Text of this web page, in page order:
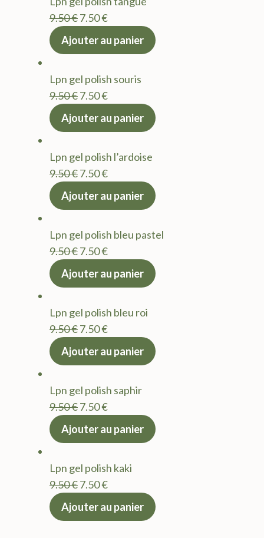
9.50 €.7.50 €.
9.50€Le
prix
9.50 €.
7.50€Le
actuel
7.50 €.
Ajouter au panier
Lpn gel polish souris
9.50€Le
prix
9.50 €.
7.50€Le
actuel
7.50 €.
Ajouter au panier
Lpn gel polish l’ardoise
9.50€Le
prix
9.50 €.
7.50€Le
actuel
7.50 €.
Ajouter au panier
Lpn gel polish bleu pastel
9.50€Le
prix
9.50 €.
7.50€Le
actuel
7.50 €.
Ajouter au panier
Lpn gel polish bleu roi
9.50€Le
prix
9.50 €.
7.50€Le
actuel
7.50 €.
Ajouter au panier
Lpn gel polish saphir
9.50€Le
prix
9.50 €.
7.50€Le
actuel
7.50 €.
Ajouter au panier
Lpn gel polish kaki
9.50€Le
prix
7.50€Le
actuel
Ajouter au panier